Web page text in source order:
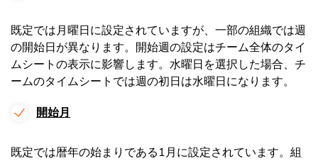
既定では月曜日に設定されていますが、一部の組織では週
の開始日が異なります。開始週の設定はチーム全体のタイ
ムシートの表示に影響します。水曜日を選択した場合、チ
ームのタイムシートでは週の初日は水曜日になります。
開始月
既定では暦年の始まりである1月に設定されています。組